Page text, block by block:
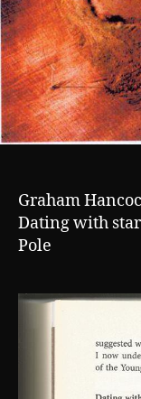
Graham
Dating with
Pole